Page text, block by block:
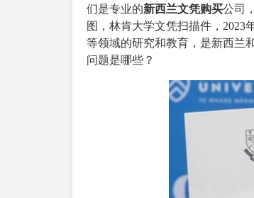
们是专业的新西兰文凭购买公司
图，林肯大学文凭扫描件，2023
等领域的研究和教育，是新西兰
问题是哪些？